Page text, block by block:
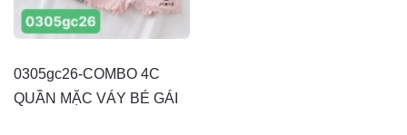
0305gc26-COMBO 4C
QUẦN MẶC VÁY BÉ GÁI